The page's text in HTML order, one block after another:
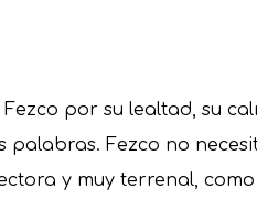
por su lealtad, su
palabras. Fezco no
y muy terrenal,